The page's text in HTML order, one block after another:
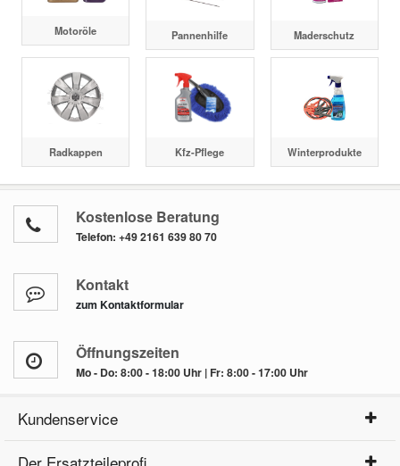
Motoröle Pannenhilfe Maderschutz
Radkappen Kfz-Pflege Winterprodukte
Kostenlose Beratung
Telefon: +49 2161 639 80 70
Kontakt
zum Kontaktformular
Öffnungszeiten
Mo - Do: 8:00 - 18:00 Uhr | Fr: 8:00 - 17:00 Uhr
Kundenservice